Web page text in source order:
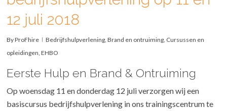
12 juli 2018
ByProFhire Bedrijfshulpverlening ,Brand en ontruiming Cursussen en
opleidingen ,EHBO
Eerste Hulp en Brand & Ontruiming
Op woensdag 11 en donderdag 12 juli verzorgen wij een
basiscursus bedrijfshulpverlening in ons trainingscentrum te